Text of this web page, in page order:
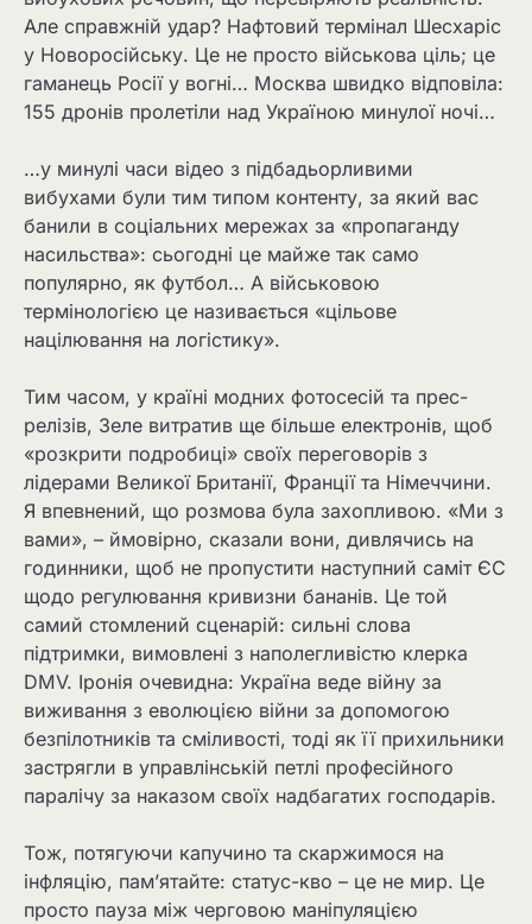
Але справжній удар? Нафтовий термінал Шесхаріс
у Новоросійську. Це не просто військова ціль; це
гаманець Росії у вогні… Москва швидко відповіла:
155 дронів пролетіли над Україною минулої ночі…
…у минулі часи відео з підбадьорливими
вибухами були тим типом контенту, за який вас
банили в соціальних мережах за «пропаганду
насильства»: сьогодні це майже так само
популярно, як футбол… А військовою
термінологією це називається «цільове
націлювання на логістику».
Тим часом, у країні модних фотосесій та прес-
релізів, Зеле витратив ще більше електронів, щоб
«розкрити подробиці» своїх переговорів з
лідерами Великої Британії, Франції та Німеччини.
Я впевнений, що розмова була захопливою. «Ми з
вами», – ймовірно, сказали вони, дивлячись на
годинники, щоб не пропустити наступний саміт ЄС
щодо регулювання кривизни бананів. Це той
самий стомлений сценарій: сильні слова
підтримки, вимовлені з наполегливістю клерка
DMV. Іронія очевидна: Україна веде війну за
виживання з еволюцією війни за допомогою
безпілотників та сміливості, тоді як її прихильники
застрягли в управлінській петлі професійного
паралічу за наказом своїх надбагатих господарів.
Тож, потягуючи капучино та скаржимося на
інфляцію, пам’ятайте: статус-кво – це не мир. Це
просто пауза між черговою маніпуляцією